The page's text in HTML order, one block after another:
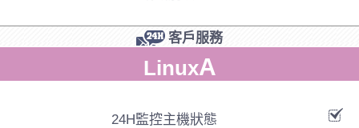
客戶服務
LinuxA
24H監控主機狀態